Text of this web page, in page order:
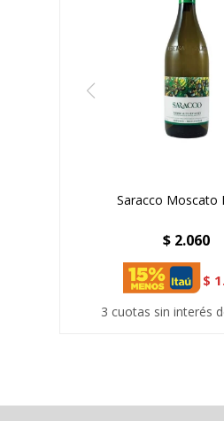
Saracco Moscato
$ 2.060
$
3 cuotas sin interés